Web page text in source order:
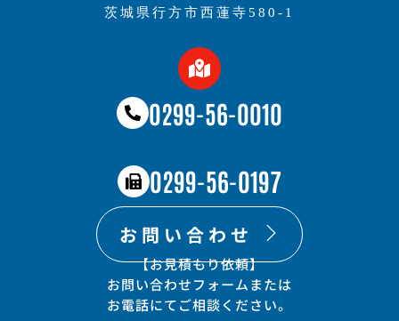
茨城県行方市西蓮寺580-1
0299-56-0010
0299-56-0197
お問い合わせ
【お見積もり依頼​】
お問い合わせフォームまたは
​お電話にてご相談ください。